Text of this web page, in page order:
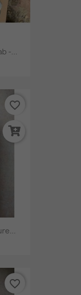
-...
favorite_border
favorite_border